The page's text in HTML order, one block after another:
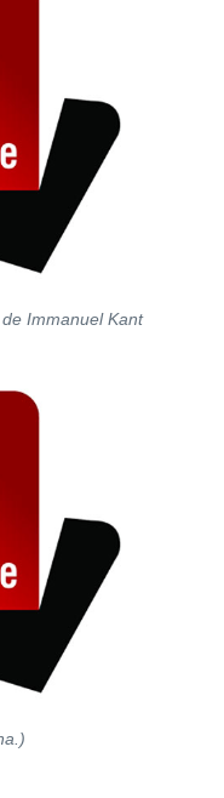
Immanuel Kant